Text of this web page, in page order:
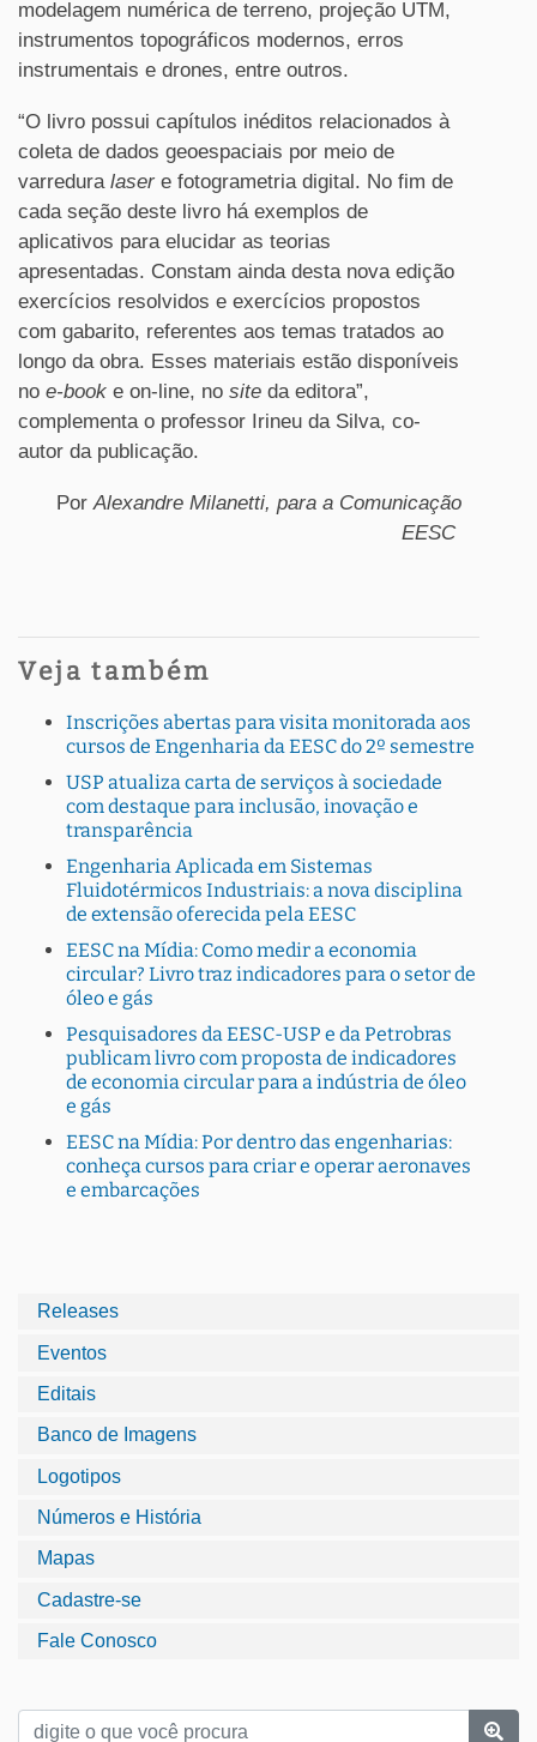
modelagem numérica de terreno, projeção UTM,
instrumentos topográficos modernos, erros
instrumentais e drones, entre outros.
“O livro possui capítulos inéditos relacionados à
coleta de dados geoespaciais por meio de
varredura laser e fotogrametria digital. No fim de
cada seção deste livro há exemplos de
aplicativos para elucidar as teorias
apresentadas. Constam ainda desta nova edição
exercícios resolvidos e exercícios propostos
com gabarito, referentes aos temas tratados ao
longo da obra. Esses materiais estão disponíveis
no e-book e on-line, no site da editora”,
complementa o professor Irineu da Silva, co-
autor da publicação.
PorAlexandre Milanetti, para a Comunicação
EESC
Veja também
Inscrições abertas para visita monitorada aos
cursos de Engenharia da EESC do 2º semestre
USP atualiza carta de serviços à sociedade
com destaque para inclusão, inovação e
transparência
Engenharia Aplicada em Sistemas
Fluidotérmicos Industriais: a nova disciplina
de extensão oferecida pela EESC
EESC na Mídia: Como medir a economia
circular? Livro traz indicadores para o setor de
óleo e gás
Pesquisadores da EESC-USP e da Petrobras
publicam livro com proposta de indicadores
de economia circular para a indústria de óleo
e gás
EESC na Mídia: Por dentro das engenharias:
conheça cursos para criar e operar aeronaves
e embarcações
Releases
Eventos
Editais
Banco de Imagens
Logotipos
Números e História
Mapas
Cadastre-se
Fale Conosco